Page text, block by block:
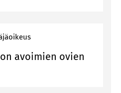
avoimien ovien